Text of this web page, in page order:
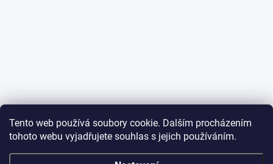
Tento web používá soubory cookie. Dalším procházením
tohoto webu vyjadřujete souhlas s jejich používáním.